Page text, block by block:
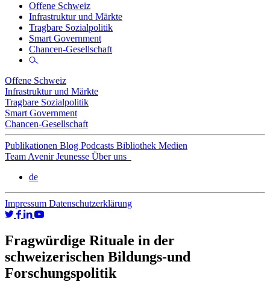
Offene Schweiz
Infrastruktur und Märkte
Tragbare Sozialpolitik
Smart Government
Chancen-Gesellschaft
Offene Schweiz
Infrastruktur und Märkte
Tragbare Sozialpolitik
Smart Government
Chancen-Gesellschaft
Publikationen Blog Podcasts Bibliothek Medien
Team Avenir Jeunesse Über uns
de
Impressum Datenschutzerklärung
Fragwürdige Rituale in der
schweizerischen Bildungs-und
Forschungspolitik